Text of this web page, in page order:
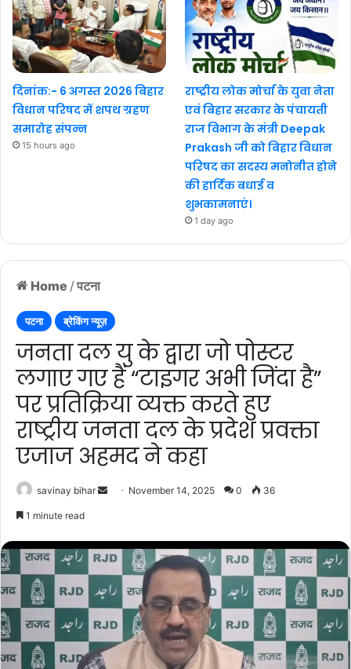
Home / पटना
पटना ब्रेकिंग न्यूज़
जनता दल यु के द्वारा जो पोस्टर
लगाए गए हैं “टाइगर अभी जिंदा है”
पर प्रतिक्रिया व्यक्त करते हुए
राष्ट्रीय जनता दल के प्रदेश प्रवक्ता
एजाज अहमद ने कहा
savinay bihar
SendNovember 14, 2025 0 36
1 minute read
दिनांक:- 6 अगस्त 2026 बिहार
विधान परिषद में शपथ ग्रहण
समारोह संपन्न
15 hours ago
राष्ट्रीय लोक मोर्चा के युवा नेता
एवं बिहार सरकार के पंचायती
राज विभाग के मंत्री Deepak
Prakash जी को बिहार विधान
परिषद का सदस्य मनोनीत होने
की हार्दिक बधाई व
शुभकामनाएं।
1 day ago